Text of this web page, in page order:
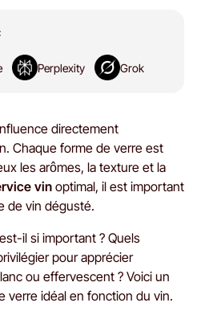
Perplexity Grok
directement
Chaque forme de verre est
les arômes, la texture et la
vin optimal, il est important
de vin dégusté.
il si important ? Quels
pour apprécier
ou effervescent ? Voici un
verre idéal en fonction du vin.